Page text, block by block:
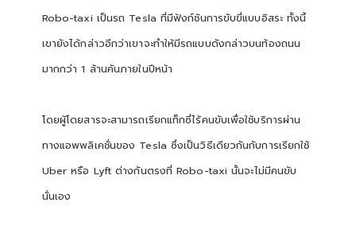
Robo-taxi เป็นรถ Tesla ที่มีฟังก์ชันการขับขี่แบบอิสระ ทั้งนี้
เขายังได้กล่าวอีกว่าเขาจะทำให้มีรถแบบดังกล่าวบนท้องถนน
มากกว่า 1 ล้านคันภายในปีหน้า
โดยผู้โดยสารจะสามารถเรียกแท็กซี่ไร้คนขับเพื่อใช้บริการผ่าน
ทางแอพพลิเคชั่นของ Tesla ซึ่งเป็นวิธีเดียวกันกับการเรียกใช้
Uber หรือ Lyft ต่างกันตรงที่ Robo-taxi นั้นจะไม่มีคนขับ
นั่นเอง